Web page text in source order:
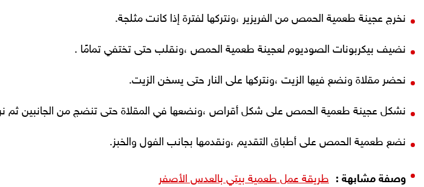
نخرج عجينة طعمية الحمص من الفريزير ،ونتركها لفترة إذا كانت مثلجة.
نضيف بيكربونات الصوديوم لعجينة طعمية الحمص ،ونقلب حتى تختفي تمامًا .
نحضر مقلاة ونضع فيها الزيت ،ونتركها على النار حتى يسخن الزيت.
نشكل عجينة طعمية الحمص على شكل أقراص ،ونضعها في المقلاة حتى تنضج من الجانبين ثم
نضع طعمية الحمص على أطباق التقديم ،ونقدمها بجانب الفول والخبز.
وصفة مشابهة : طريقة عمل طعمية بيتي بالعدس الأصفر